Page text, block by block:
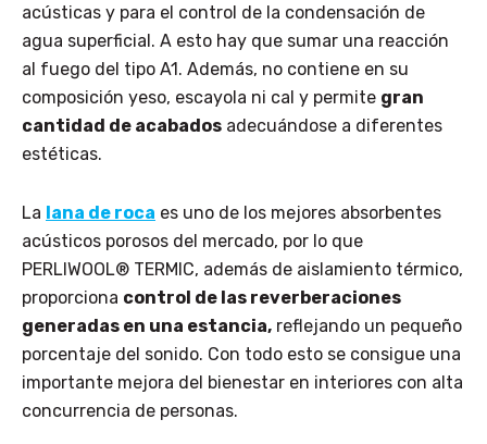
acústicas y para el control de la condensación de
agua superficial. A esto hay que sumar una reacción
al fuego del tipo A1. Además, no contiene en su
composición yeso, escayola ni cal y permite gran
cantidad de acabados adecuándose a diferentes
estéticas.
La lana de roca es uno de los mejores absorbentes
acústicos porosos del mercado, por lo que
PERLIWOOL® TERMIC, además de aislamiento térmico,
proporciona control de las reverberaciones
generadas en una estancia, reflejando un pequeño
porcentaje del sonido. Con todo esto se consigue una
importante mejora del bienestar en interiores con alta
concurrencia de personas.